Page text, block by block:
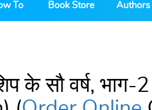
To Book Store Authors
के सौ वर्ष,